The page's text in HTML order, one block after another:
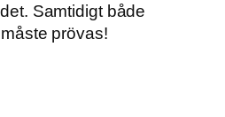
Samtidigt både
prövas!